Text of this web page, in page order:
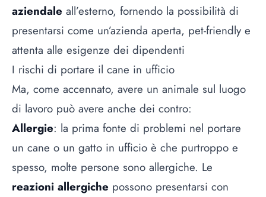
aziendale all’esterno, fornendo la possibilità di
presentarsi come un’azienda aperta, pet-friendly e
attenta alle esigenze dei dipendenti
I rischi di portare il cane in ufficio
Ma, come accennato, avere un animale sul luogo
di lavoro può avere anche dei contro:
Allergie: la prima fonte di problemi nel portare
un cane o un gatto in ufficio è che purtroppo e
spesso, molte persone sono allergiche. Le
reazioni allergiche possono presentarsi con